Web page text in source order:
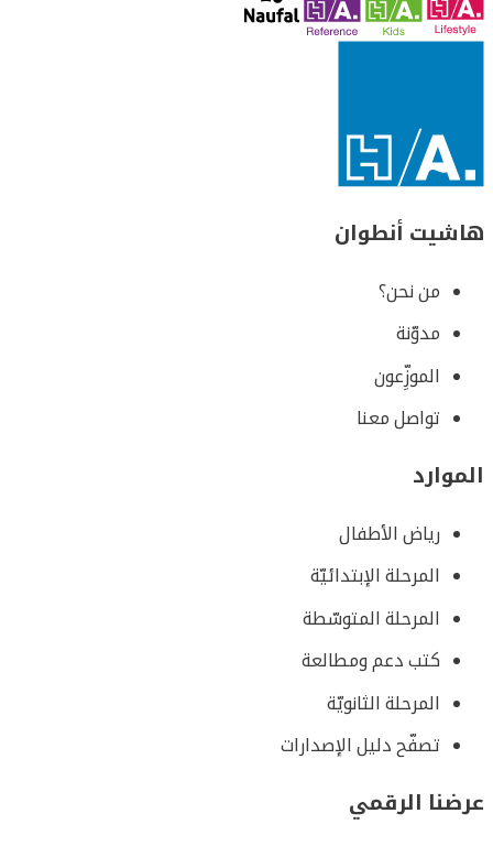
هاشيت أنطوان
من نحن؟
مدوّنة
الموزِّعون
تواصل معنا
الموارد
رياض الأطفال
المرحلة الإبتدائيّة
المرحلة المتوسّطة
كتب دعم ومطالعة
المرحلة الثانويّة
تصفّح دليل الإصدارات
عرضنا الرقمي